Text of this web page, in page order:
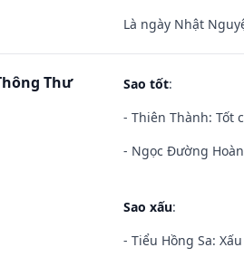
Là ngày Nhật
Thư Sao tốt:
- Thiên Thành: Tốt
- Ngọc Đường
Sao xấu:
- Tiểu Hồng Sa: